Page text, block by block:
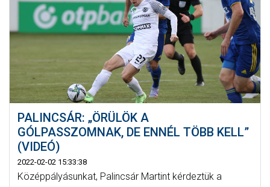
PALINCSÁR: „ÖRÜLÖK A
GÓLPASSZOMNAK, DE ENNÉL TÖBB KELL”
(VIDEÓ)
2022-02-02 15:33:38
Középpályásunkat, Palincsár Martint kérdeztük a